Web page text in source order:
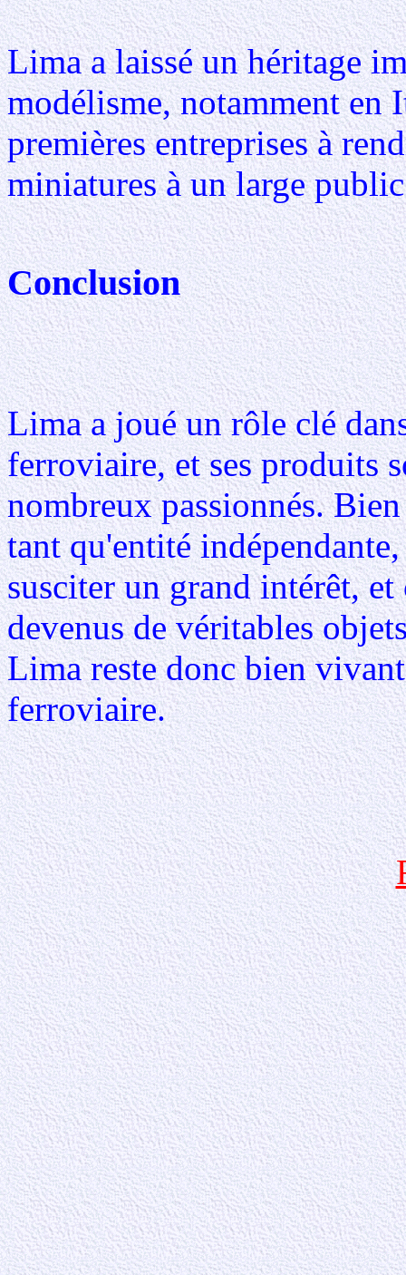
Lima a laissé un héritage
modélisme, notamment en
premières entreprises à
miniatures à un large
Conclusion
Lima a joué un rôle clé
ferroviaire, et ses produits
nombreux passionnés.
tant qu'entité
susciter un grand intérêt,
devenus de véritables
Lima reste donc bien
ferroviaire.